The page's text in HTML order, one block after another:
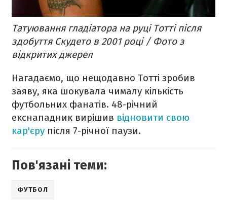
Татуювання гладіатора на руці Тотті після
здобуття Скудето в 2001 році / Фото з
відкритих джерел
Нагадаємо, що нещодавно Тотті зробив
заяву, яка шокувала чималу кількість
футбольних фанатів. 48-річний
екснападник вирішив відновити свою
кар'єру після 7-річної паузи.
Пов'язані теми:
ФУТБОЛ